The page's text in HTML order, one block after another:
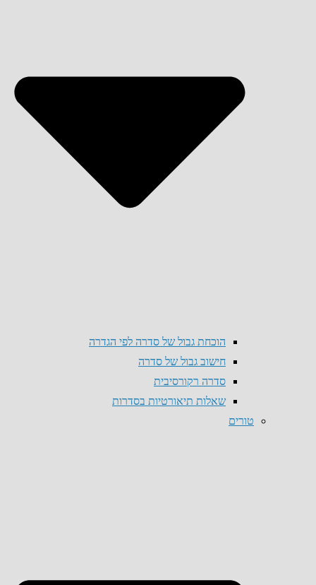
הוכחת גבול של סדרה לפי הגדרה
חישוב גבול של סדרה
סדרה רקורסיבית
שאלות תיאורטיות בסדרות
טורים